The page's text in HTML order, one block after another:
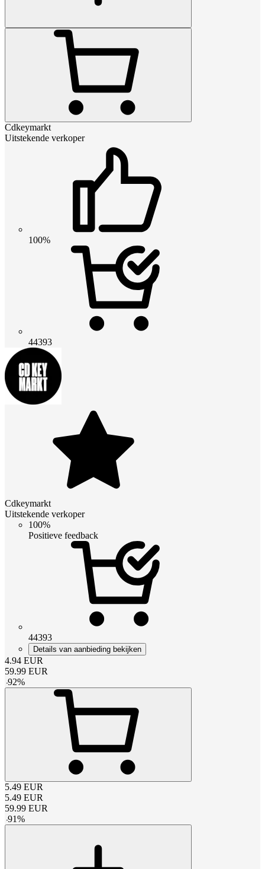
Cdkeymarkt
Uitstekende verkoper
100%
44393
Cdkeymarkt
Uitstekende verkoper
100%
Positieve feedback
44393
Details van aanbieding bekijken
4.94 EUR
59.99 EUR
-92%
5.49 EUR
5.49 EUR
59.99 EUR
-91%